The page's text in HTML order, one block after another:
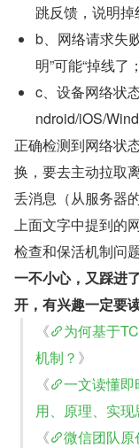
跳反馈，说明掉
b、网络请求失
明”可能“掉线了；
c、设备网络状
ndroid/iOS/
正确检测到网络状
换，要去主动拉取
丢消息（从服务器
上面文字中提到的
检查和保活机制问
一不小心，又踩进
开，有兴趣一定要
《
为何基于
机制？ 》
《
一文读懂
用、原理、实
《
微信团队